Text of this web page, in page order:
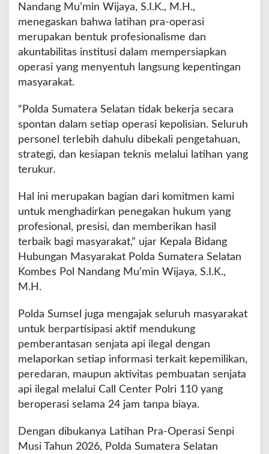
Nandang Mu’min Wijaya, S.I.K., M.H.,
menegaskan bahwa latihan pra-operasi
merupakan bentuk profesionalisme dan
akuntabilitas institusi dalam mempersiapkan
operasi yang menyentuh langsung kepentingan
masyarakat.
“Polda Sumatera Selatan tidak bekerja secara
spontan dalam setiap operasi kepolisian. Seluruh
personel terlebih dahulu dibekali pengetahuan,
strategi, dan kesiapan teknis melalui latihan yang
terukur.
Hal ini merupakan bagian dari komitmen kami
untuk menghadirkan penegakan hukum yang
profesional, presisi, dan memberikan hasil
terbaik bagi masyarakat,” ujar Kepala Bidang
Hubungan Masyarakat Polda Sumatera Selatan
Kombes Pol Nandang Mu’min Wijaya, S.I.K.,
M.H.
Polda Sumsel juga mengajak seluruh masyarakat
untuk berpartisipasi aktif mendukung
pemberantasan senjata api ilegal dengan
melaporkan setiap informasi terkait kepemilikan,
peredaran, maupun aktivitas pembuatan senjata
api ilegal melalui Call Center Polri 110 yang
beroperasi selama 24 jam tanpa biaya.
Dengan dibukanya Latihan Pra-Operasi Senpi
Musi Tahun 2026, Polda Sumatera Selatan